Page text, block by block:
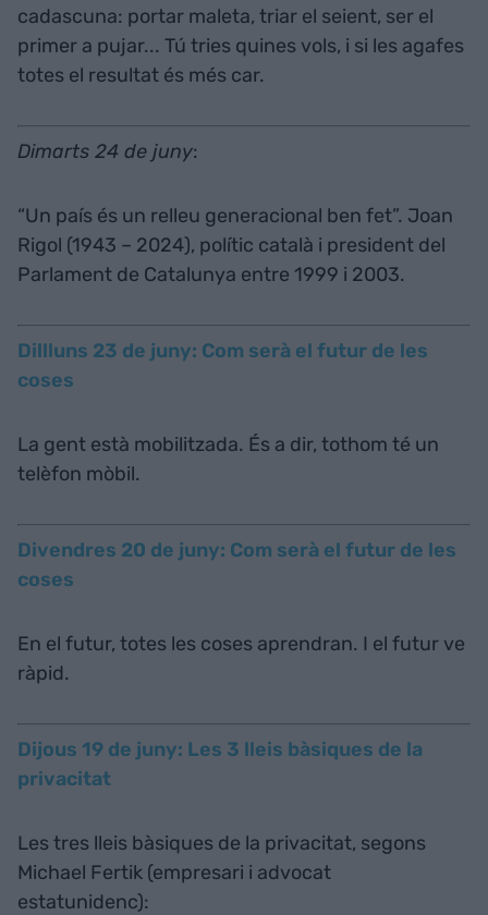
cadascuna: portar maleta, triar el seient, ser el
primer a pujar... Tú tries quines vols, i si les agafes
totes el resultat és més car.
Dimarts 24 de juny:
“Un país és un relleu generacional ben fet”. Joan
Rigol (1943 – 2024), polític català i president del
Parlament de Catalunya entre 1999 i 2003.
Dillluns 23 de juny: Com serà el futur de les
coses
La gent està mobilitzada. És a dir, tothom té un
telèfon mòbil.
Divendres 20 de juny: Com serà el futur de les
coses
En el futur, totes les coses aprendran. I el futur ve
ràpid.
Dijous 19 de juny: Les 3 lleis bàsiques de la
privacitat
Les tres lleis bàsiques de la privacitat, segons
Michael Fertik (empresari i advocat
estatunidenc):